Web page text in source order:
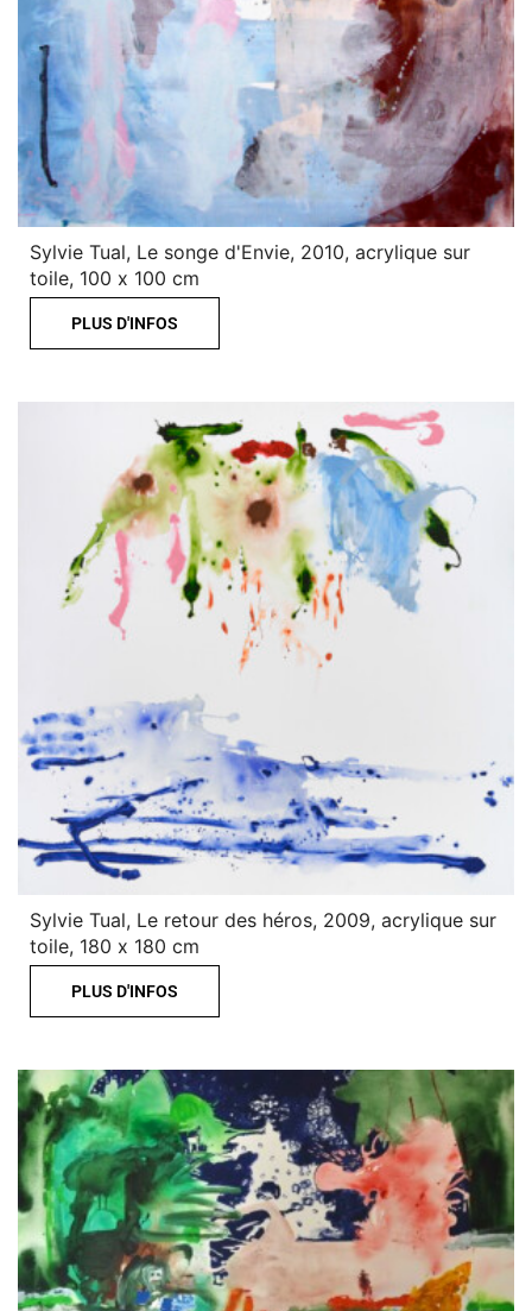
Sylvie Tual, Le songe d'Envie, 2010, acrylique sur
toile, 100 x 100 cm
PLUS D'INFOS
Sylvie Tual, Le retour des héros, 2009, acrylique sur
toile, 180 x 180 cm
PLUS D'INFOS